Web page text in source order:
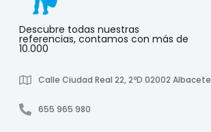
Descubre todas nuestras
referencias, contamos con más de
10.000
Calle Ciudad Real 22, 2ºD 02002 Albacete
655 965 980